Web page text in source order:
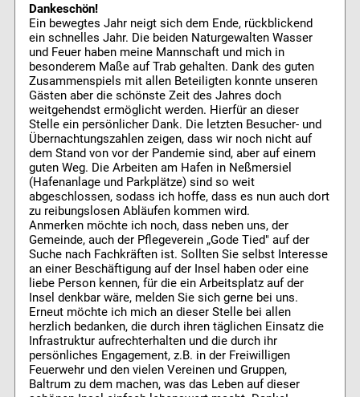
Dankeschön!
Ein bewegtes Jahr neigt sich dem Ende, rückblickend
ein schnelles Jahr. Die beiden Naturgewalten Wasser
und Feuer haben meine Mannschaft und mich in
besonderem Maße auf Trab gehalten. Dank des guten
Zusammenspiels mit allen Beteiligten konnte unseren
Gästen aber die schönste Zeit des Jahres doch
weitgehendst ermöglicht werden. Hierfür an dieser
Stelle ein persönlicher Dank. Die letzten Besucher- und
Übernachtungszahlen zeigen, dass wir noch nicht auf
dem Stand von vor der Pandemie sind, aber auf einem
guten Weg. Die Arbeiten am Hafen in Neßmersiel
(Hafenanlage und Parkplätze) sind so weit
abgeschlossen, sodass ich hoffe, dass es nun auch dort
zu reibungslosen Abläufen kommen wird.
Anmerken möchte ich noch, dass neben uns, der
Gemeinde, auch der Pflegeverein „Gode Tied" auf der
Suche nach Fachkräften ist. Sollten Sie selbst Interesse
an einer Beschäftigung auf der Insel haben oder eine
liebe Person kennen, für die ein Arbeitsplatz auf der
Insel denkbar wäre, melden Sie sich gerne bei uns.
Erneut möchte ich mich an dieser Stelle bei allen
herzlich bedanken, die durch ihren täglichen Einsatz die
Infrastruktur aufrechterhalten und die durch ihr
persönliches Engagement, z.B. in der Freiwilligen
Feuerwehr und den vielen Vereinen und Gruppen,
Baltrum zu dem machen, was das Leben auf dieser